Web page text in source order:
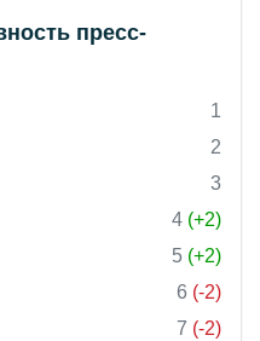
пресс-
1
2
3
4 (+2)
5 (+2)
6 (-2)
7 (-2)